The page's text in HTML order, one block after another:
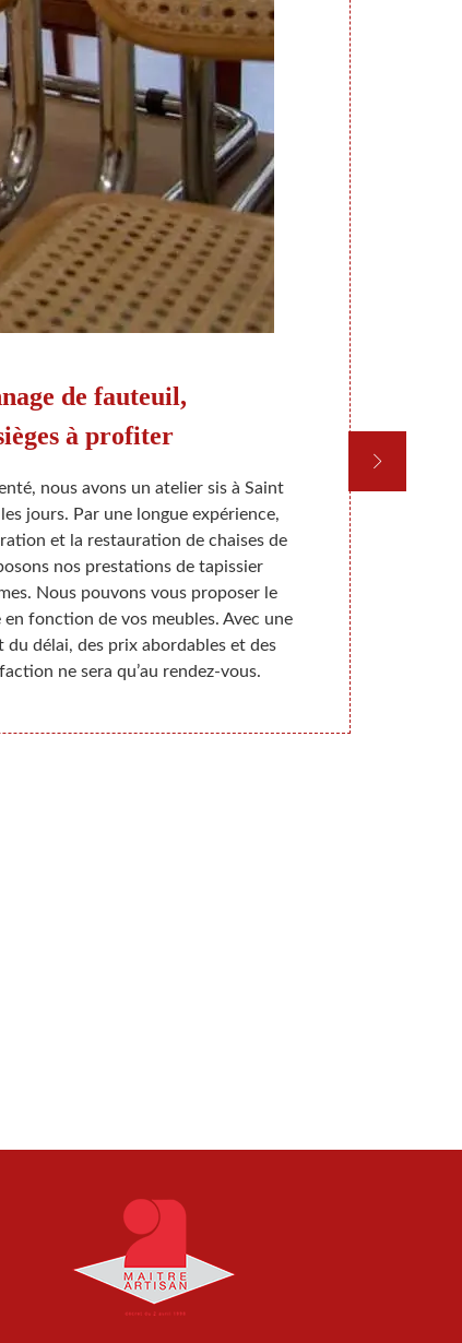
de fauteuil,
à profiter
nous avons un atelier sis à Saint
jours. Par une longue expérience,
et la restauration de chaises de
nos prestations de tapissier
Nous pouvons vous proposer le
fonction de vos meubles. Avec une
délai, des prix abordables et des
ne sera qu’au rendez-vous.
Vous